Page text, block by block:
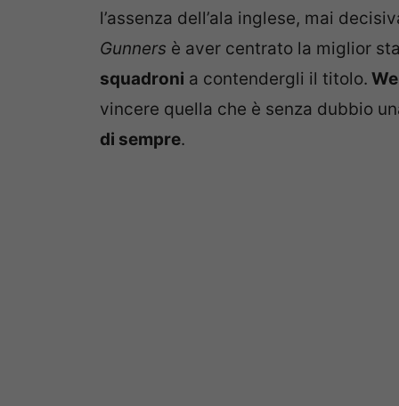
l’assenza dell’ala inglese, mai
Gunners è aver centrato la miglior
squadroni a contendergli il titolo.
vincere quella che è senza dubbio
di sempre.